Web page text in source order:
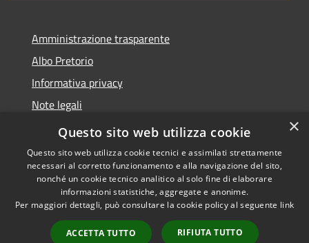
Amministrazione trasparente
Albo Pretorio
Informativa privacy
Note legali
Dichiarazione di accessibilità
Accessibilità
Copyright © 2026 • Comune di
Castelfidardo • Powered by
Municipium•
Accesso
×
Questo sito web utilizza cookie
Questo sito web utilizza cookie tecnici e assimilati strettamente
necessari al corretto funzionamento e alla navigazione del sito,
nonché un cookie tecnico analitico al solo fine di elaborare
informazioni statistiche, aggregate e anonime.
Per maggiori dettagli, può consultare la cookie policy al seguente link
ACCETTA TUTTO RIFIUTA TUTTO